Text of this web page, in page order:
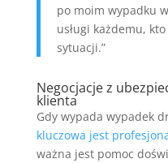
po moim wypadku
usługi każdemu,
sytuacji.”
Negocjacje z
klienta
Gdy wypada wypadek
kluczowa jest
ważna jest pomoc